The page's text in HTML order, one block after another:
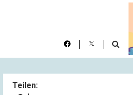
Teilen:
Leben lernen / Ein
#2.34 Tänzerin,
16.08.2019
Leben lernen / Ein